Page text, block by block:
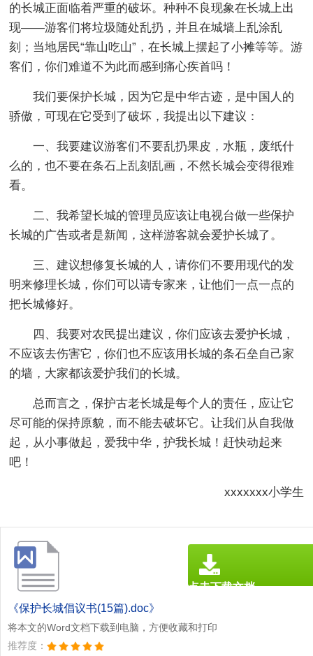
的长城正面临着严重的破坏。种种不良现象在长城上出
现——游客们将垃圾随处乱扔，并且在城墙上乱涂乱
刻；当地居民“靠山吃山”，在长城上摆起了小摊等等。游
客们，你们难道不为此而感到痛心疾首吗！
我们要保护长城，因为它是中华古迹，是中国人的
骄傲，可现在它受到了破坏，我提出以下建议：
一、我要建议游客们不要乱扔果皮，水瓶，废纸什
么的，也不要在条石上乱刻乱画，不然长城会变得很难
看。
二、我希望长城的管理员应该让电视台做一些保护
长城的广告或者是新闻，这样游客就会爱护长城了。
三、建议想修复长城的人，请你们不要用现代的发
明来修理长城，你们可以请专家来，让他们一点一点的
把长城修好。
四、我要对农民提出建议，你们应该去爱护长城，
不应该去伤害它，你们也不应该用长城的条石垒自己家
的墙，大家都该爱护我们的长城。
总而言之，保护古老长城是每个人的责任，应让它
尽可能的保持原貌，而不能去破坏它。让我们从自我做
起，从小事做起，爱我中华，护我长城！赶快动起来
吧！
xxxxxxx小学生
《保护长城倡议书(15篇).doc》
将本文的Word文档下载到电脑，方便收藏和打印
推荐度：
点击下载文档